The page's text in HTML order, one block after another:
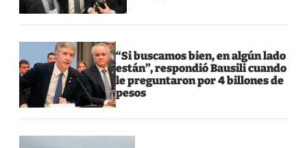
“Si buscamos bien, en algún lado
están”, respondió Bausili cuando
le preguntaron por 4 billones de
pesos